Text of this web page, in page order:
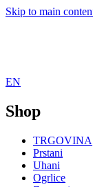
Skip to main
EN
Shop
TRGOVINA
Prstani
Uhani
Ogrlice